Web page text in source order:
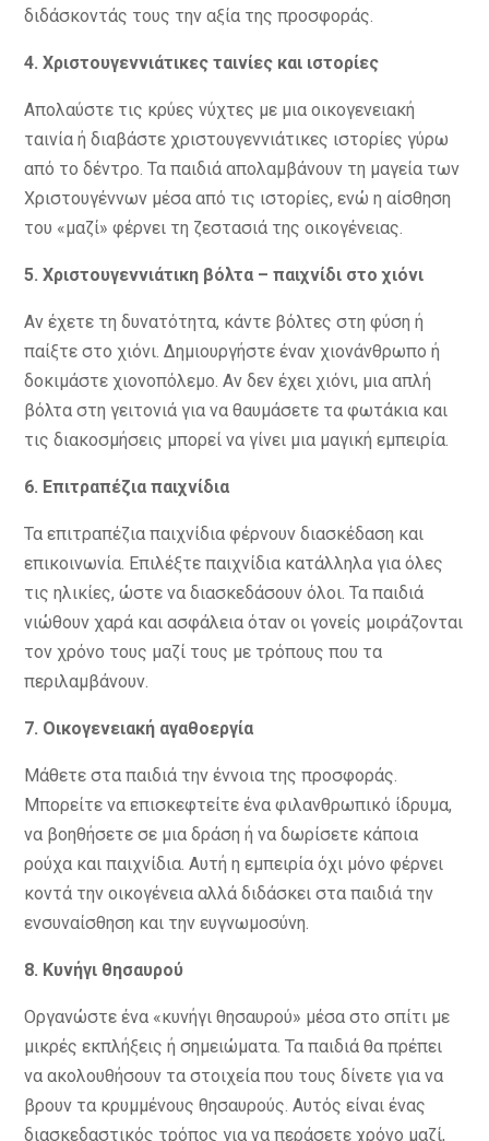
διδάσκοντάς τους την αξία της προσφοράς.
4. Χριστουγεννιάτικεςταινίες και ιστορίες
Απολαύστε τις κρύες νύχτες με μια οικογενειακή
ταινία ή διαβάστε χριστουγεννιάτικες ιστορίες γύρω
από το δέντρο. Τα παιδιά απολαμβάνουν τη μαγεία των
Χριστουγέννων μέσα από τις ιστορίες, ενώ η αίσθηση
του «μαζί» φέρνει τη ζεστασιά της οικογένειας.
5. Χριστουγεννιάτικη βόλτα – παιχνίδι στοχιόνι
Αν έχετε τη δυνατότητα, κάντε βόλτες στη φύση ή
παίξτε στο χιόνι. Δημιουργήστε έναν χιονάνθρωπο ή
δοκιμάστε χιονοπόλεμο. Αν δεν έχει χιόνι, μια απλή
βόλτα στη γειτονιά για να θαυμάσετε τα φωτάκια και
τις διακοσμήσεις μπορεί να γίνει μια μαγική εμπειρία.
6. Επιτραπέζιαπαιχνίδια
Τα επιτραπέζια παιχνίδια φέρνουν διασκέδαση και
επικοινωνία. Επιλέξτε παιχνίδια κατάλληλα για όλες
τις ηλικίες, ώστε να διασκεδάσουν όλοι. Τα παιδιά
νιώθουν χαρά και ασφάλεια όταν οι γονείς μοιράζονται
τον χρόνο τους μαζί τους με τρόπους που τα
περιλαμβάνουν.
7. Οικογενειακή αγαθοεργία
Μάθετε στα παιδιά την έννοια της προσφοράς.
Μπορείτε να επισκεφτείτε ένα φιλανθρωπικό ίδρυμα,
να βοηθήσετε σε μια δράση ή να δωρίσετε κάποια
ρούχα και παιχνίδια. Αυτή η εμπειρία όχι μόνο φέρνει
κοντά την οικογένεια αλλά διδάσκει στα παιδιά την
ενσυναίσθηση και την ευγνωμοσύνη.
8. Κυνήγι θησαυρού
Οργανώστε ένα «κυνήγι θησαυρού» μέσα στο σπίτι με
μικρές εκπλήξεις ή σημειώματα. Τα παιδιά θα πρέπει
να ακολουθήσουν τα στοιχεία που τους δίνετε για να
βρουν τα κρυμμένους θησαυρούς. Αυτός είναι ένας
διασκεδαστικός τρόπος για να περάσετε χρόνο μαζί,